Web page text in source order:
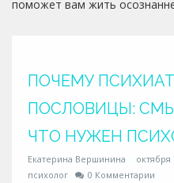
поможет вам жить
ПОЧЕМУ
ПОСЛОВИЦЫ:
ЧТО НУЖЕН
Екатерина Вершинина октября
психолог
0 Комментарии